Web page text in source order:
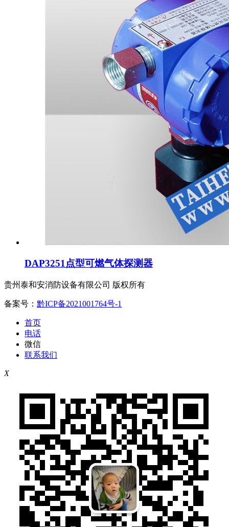
DAP3251点型可燃气体探测器
贵州泰和安消防设备有限公司 版权所有
备案号： 黔ICP备2021001764号-1
首页
电话
微信
联系我们
X